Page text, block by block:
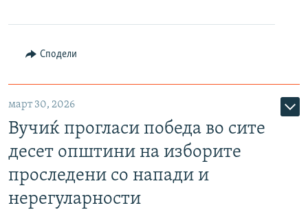
Сподели
март 30, 2026
Вучиќ прогласи победа во сите
десет општини на изборите
проследени со напади и
нерегуларности